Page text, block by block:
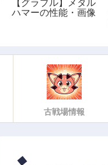
【グラブル】メタル
ハマーの性能・画像
古戦場情報